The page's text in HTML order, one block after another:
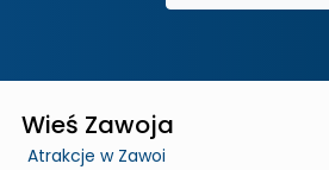
Wieś Zawoja
Atrakcje w Zawoi